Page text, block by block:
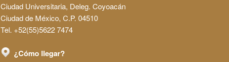
Ciudad Universitaria, Deleg. Coyoacán
Ciudad de México, C.P. 04510
Tel. +52(55)5622 7474
¿Cómo llegar?